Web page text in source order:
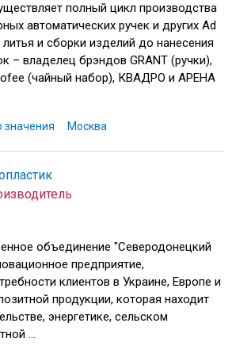
полный цикл производства
автоматических ручек и других Ad
литья и сборки изделий до нанесения
– владелец брэндов GRANT (ручки),
(чайный набор), КВАДРО и АРЕНА
значения Москва
объединение "Северодонецкий
предприятие,
клиентов в Украине, Европе и
продукции, которая находит
энергетике, сельском
...